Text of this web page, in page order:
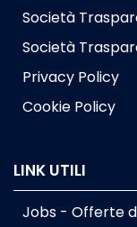
Società
Società
Privacy Policy
Cookie Policy
LINK UTILI
Jobs - Offerte